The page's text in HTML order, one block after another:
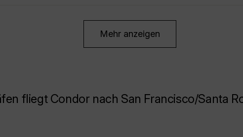
Mehr anzeigen
fliegt Condor nach San Francisco/Santa